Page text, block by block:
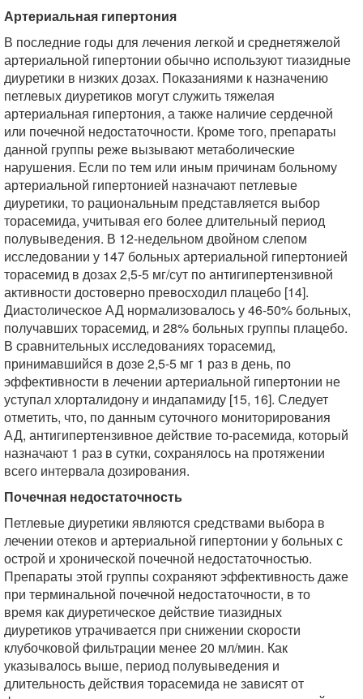
Артериальная гипертония
В последние годы для лечения легкой и среднетяжелой
артериальной гипертонии обычно используют тиазидные
диуретики в низких дозах. Показаниями к назначению
петлевых диуретиков могут служить тяжелая
артериальная гипертония, а также наличие сердечной
или почечной недостаточности. Кроме того, препараты
данной группы реже вызывают метаболические
нарушения. Если по тем или иным причинам больному
артериальной гипертонией назначают петлевые
диуретики, то рациональным представляется выбор
торасемида, учитывая его более длительный период
полувыведения. В 12-недельном двойном слепом
исследовании у 147 больных артериальной гипертонией
торасемид в дозах 2,5-5 мг/сут по антигипертензивной
активности достоверно превосходил плацебо [14].
Диастолическое АД нормализовалось у 46-50% больных,
получавших торасемид, и 28% больных группы плацебо.
В сравнительных исследованиях торасемид,
принимавшийся в дозе 2,5-5 мг 1 раз в день, по
эффективности в лечении артериальной гипертонии не
уступал хлорталидону и индапамиду [15, 16]. Следует
отметить, что, по данным суточного мониторирования
АД, антигипертензивное действие то-расемида, который
назначают 1 раз в сутки, сохранялось на протяжении
всего интервала дозирования.
Почечная недостаточность
Петлевые диуретики являются средствами выбора в
лечении отеков и артериальной гипертонии у больных с
острой и хронической почечной недостаточностью.
Препараты этой группы сохраняют эффективность даже
при терминальной почечной недостаточности, в то
время как диуретическое действие тиазидных
диуретиков утрачивается при снижении скорости
клубочковой фильтрации менее 20 мл/мин. Как
указывалось выше, период полувыведения и
длительность действия торасемида не зависят от